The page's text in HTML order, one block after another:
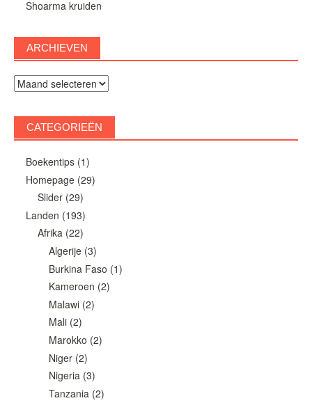
Shoarma kruiden
ARCHIEVEN
Archieven
CATEGORIEËN
Boekentips(1)
Homepage(29)
Slider(29)
Landen (193)
Afrika(22)
Algerije (3)
Burkina Faso (1)
Kameroen (2)
Malawi (2)
Mali (2)
Marokko (2)
Niger (2)
Nigeria (3)
Tanzania (2)